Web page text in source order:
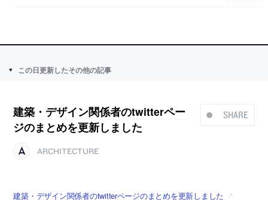
この日更新したその他の記事
SHARE
建築・デザイン関係者のtwitterペー
ジのまとめを更新しました
ARCHITECTURE
建築・デザイン関係者のtwitterページのまとめを更新しました